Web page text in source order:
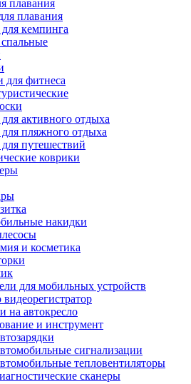
плавания
плавания
кемпинга
для фитнеса
активного отдыха
пляжного отдыха
путешествий
коврики
накидки
и косметика
для мобильных устройств
видеорегистратор
на автокресло
и инструмент
сигнализации
тепловентиляторы
сканеры